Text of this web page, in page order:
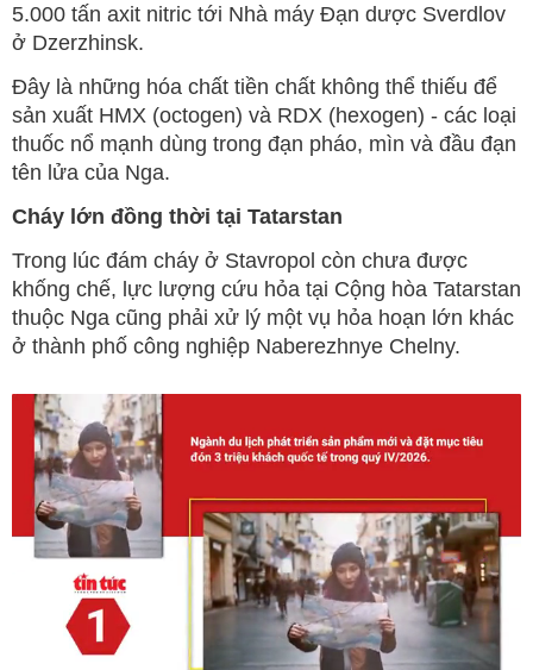
5.000 tấn axit nitric tới Nhà máy Đạn dược Sverdlov
ở Dzerzhinsk.
Đây là những hóa chất tiền chất không thể thiếu để
sản xuất HMX (octogen) và RDX (hexogen) - các loại
thuốc nổ mạnh dùng trong đạn pháo, mìn và đầu đạn
tên lửa của Nga.
Cháy lớn đồng thời tại Tatarstan
Trong lúc đám cháy ở Stavropol còn chưa được
khống chế, lực lượng cứu hỏa tại Cộng hòa Tatarstan
thuộc Nga cũng phải xử lý một vụ hỏa hoạn lớn khác
ở thành phố công nghiệp Naberezhnye Chelny.